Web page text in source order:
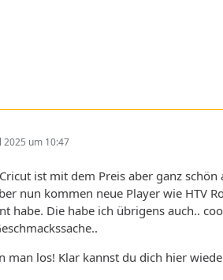
2025 um 10:47
ist mit dem Preis aber ganz
nun kommen neue Player wie HTV
habe. Die habe ich übrigens auch..
man los! Klar kannst du dich hier